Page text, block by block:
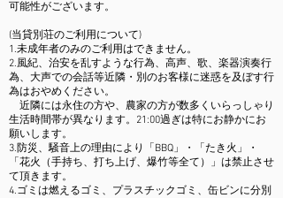
可能性がございます。​
(当貸別荘のご利用について)​
1.未成年者のみのご利用はできません。
2.風紀、治安を乱すような行為、高声、歌、楽器演奏行
為、大声での会話等近隣・別のお客様に迷惑を及ぼす行
為はおやめください。
近隣には永住の方や、農家の方が数多くいらっしゃり
生活時間帯が異なります。21:00過ぎは特にお静かにお
願いします。
3.防災、騒音上の理由により「BBQ」・「たき火」・
「花火（手持ち、打ち上げ、爆竹等全て）」は禁止させ
て頂きます。
​4.ゴミは燃えるゴミ、プラスチックゴミ、缶ビンに分別